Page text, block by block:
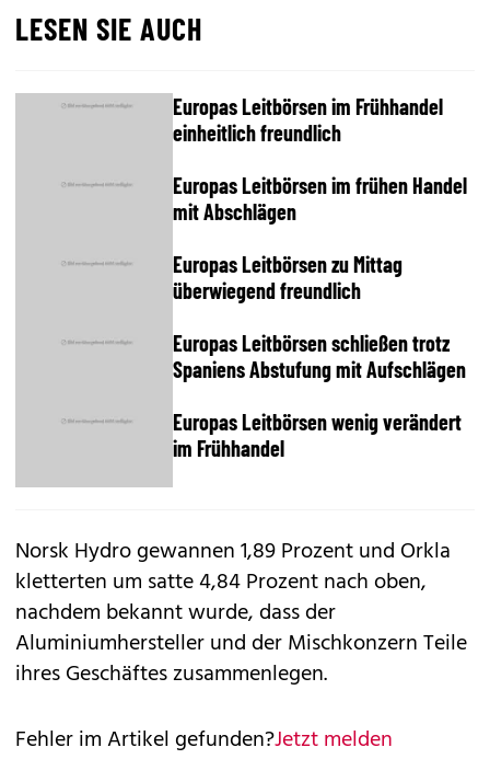
LESEN SIE AUCH
Europas Leitbörsen im Frühhandel
einheitlich freundlich
Europas Leitbörsen im frühen Handel
mit Abschlägen
Europas Leitbörsen zu Mittag
überwiegend freundlich
Europas Leitbörsen schließen trotz
Spaniens Abstufung mit Aufschlägen
Europas Leitbörsen wenig verändert
im Frühhandel
Norsk Hydro gewannen 1,89 Prozent und Orkla
kletterten um satte 4,84 Prozent nach oben,
nachdem bekannt wurde, dass der
Aluminiumhersteller und der Mischkonzern Teile
ihres Geschäftes zusammenlegen.
Fehler im Artikel gefunden?Jetzt melden